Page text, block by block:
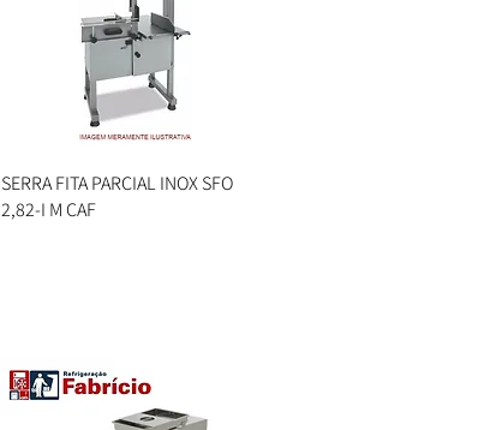
Visualização rápida
SERRA FITA PARCIAL INOX SFO
2,82-I M CAF